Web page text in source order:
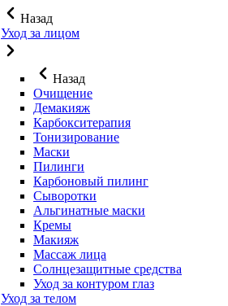
Назад
Уход за лицом
Назад
Очищение
Демакияж
Карбокситерапия
Тонизирование
Маски
Пилинги
Карбоновый пилинг
Сыворотки
Альгинатные маски
Кремы
Макияж
Массаж лица
Солнцезащитные средства
Уход за контуром глаз
Уход за телом